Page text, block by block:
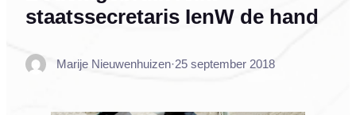
staatssecretaris IenW de hand
Marije Nieuwenhuizen·25 september 2018